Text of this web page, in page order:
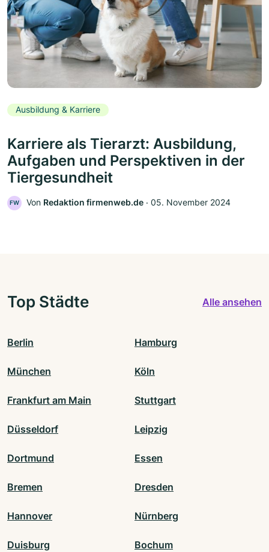
Ausbildung & Karriere
Karriere als Tierarzt: Ausbildung,
Aufgaben und Perspektiven in der
Tiergesundheit
FW Von Redaktion firmenweb.de ‧ 05. November 2024
Top Städte Alle ansehen
Berlin Hamburg
München Köln
Frankfurt am Main Stuttgart
Düsseldorf Leipzig
Dortmund Essen
Bremen Dresden
Hannover Nürnberg
Duisburg Bochum